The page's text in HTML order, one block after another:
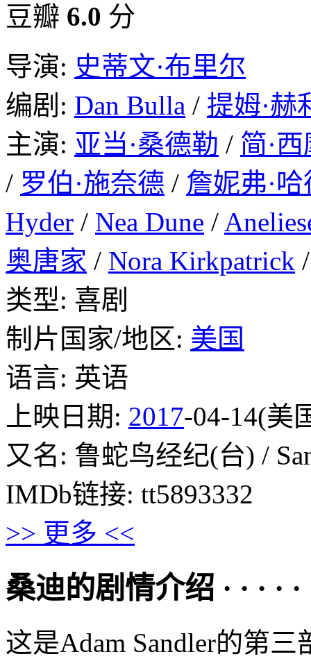
豆瓣 6.0 分
导演: 史蒂文·布里尔
编剧: Dan Bulla / 提姆·赫
主演: 亚当·桑德勒 / 简·
/ 罗伯·施奈德 / 詹妮弗·
Hyder / Nea Dune /
奥唐家 / Nora Kirkpatrick
类型: 喜剧
制片国家/地区: 美国
语言: 英语
上映日期: 2017-04-14(美
又名: 鲁蛇鸟经纪(台) /
IMDb链接: tt5893332
>> 更多 <<
桑迪的剧情介绍 · · · · ·
这是Adam Sandler的第